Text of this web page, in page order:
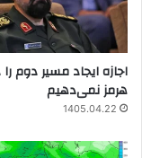
اجازه ایجاد مسیر دوم
هرمز نمی‌دهیم
1405.04.22